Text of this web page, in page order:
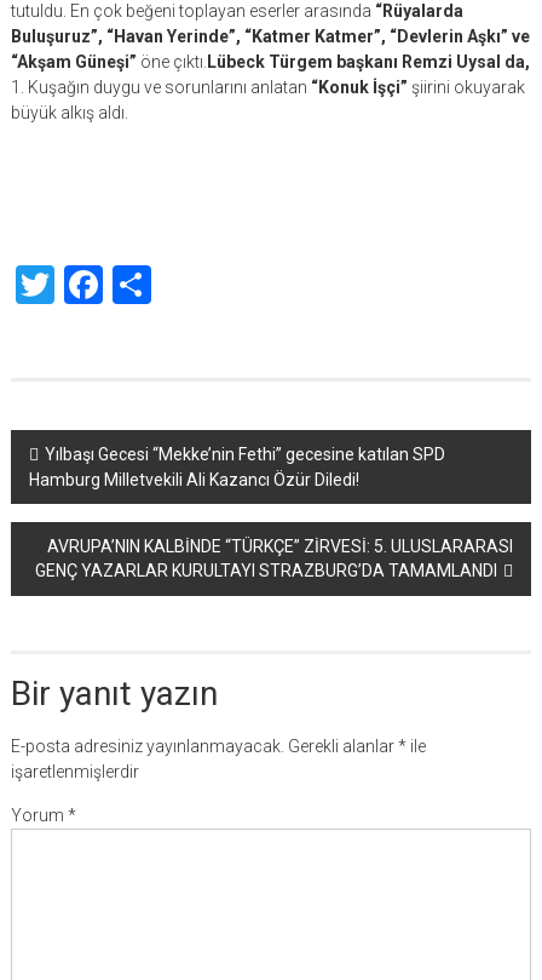
tutuldu. En çok beğeni toplayan eserler arasında “Rüyalarda
Buluşuruz”, “Havan Yerinde”, “Katmer Katmer”, “Devlerin Aşkı” ve
“Akşam Güneşi” öne çıktı. Lübeck Türgem başkanı Remzi Uysal da,
1. Kuşağın duygu ve sorunlarını anlatan “Konuk İşçi” şiirini okuyarak
büyük alkış aldı.
TwitterFacebook
Share
Yazı
dolaşımı
Yılbaşı Gecesi “Mekke’nin Fethi” gecesine katılan SPD
Hamburg Milletvekili Ali Kazancı Özür Diledi!
AVRUPA’NIN KALBİNDE “TÜRKÇE” ZİRVESİ: 5. ULUSLARARASI
GENÇ YAZARLAR KURULTAYI STRAZBURG’DA TAMAMLANDI
Bir yanıt yazın
E-posta adresiniz yayınlanmayacak. Gerekli alanlar*ile
işaretlenmişlerdir
Yorum *